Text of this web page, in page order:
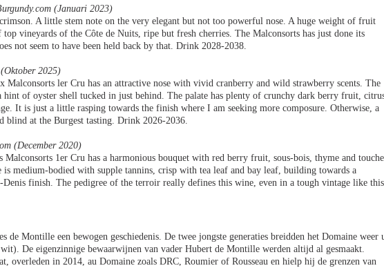
(Januari 2023)
A little stem note on the very elegant but not too powerful nose. A huge weight of fruit
vineyards of the Côte de Nuits, ripe but fresh cherries. The Malconsorts has just done its
not seem to have been held back by that. Drink 2028-2038.
2025)
Malconsorts ler Cru has an attractive nose with vivid cranberry and wild strawberry scents. The
hint of oyster shell tucked in just behind. The palate has plenty of crunchy dark berry fruit,
It is just a little rasping towards the finish where I am seeking more composure. Otherwise, a
blind at the Burgest tasting. Drink 2026-2036.
(December 2020)
Malconsorts 1er Cru has a harmonious bouquet with red berry fruit, sous-bois, thyme and
is medium-bodied with supple tannins, crisp with tea leaf and bay leaf, building towards a
Denis finish. The pedigree of the terroir really defines this wine, even in a tough vintage like
de Montille een bewogen geschiedenis. De twee jongste generaties breidden het Domaine weer
De eigenzinnige bewaarwijnen van vader Hubert de Montille werden altijd al gesmaakt.
overleden in 2014, au Domaine zoals DRC, Roumier of Rousseau en hielp hij de grenzen van